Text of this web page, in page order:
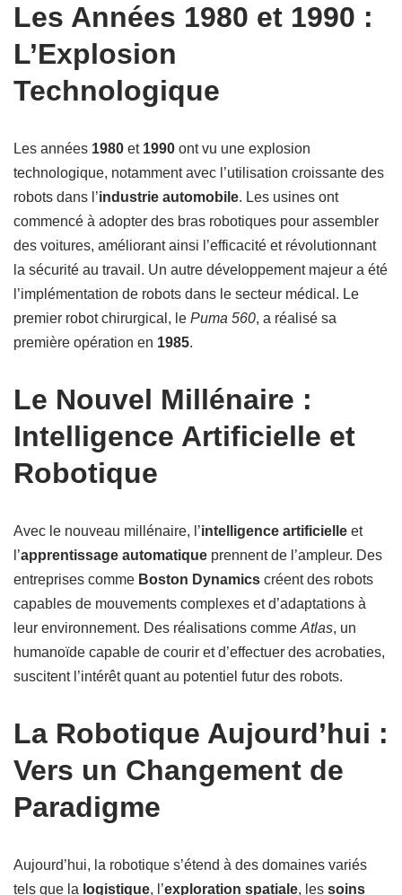
Les Années 1980 et 1990 :
L’Explosion
Technologique
Les années 1980 et 1990 ont vu une explosion
technologique, notamment avec l’utilisation croissante des
robots dans l’industrie automobile. Les usines ont
commencé à adopter des bras robotiques pour assembler
des voitures, améliorant ainsi l’efficacité et révolutionnant
la sécurité au travail. Un autre développement majeur a été
l’implémentation de robots dans le secteur médical. Le
premier robot chirurgical, le Puma 560, a réalisé sa
première opération en 1985.
Le Nouvel Millénaire :
Intelligence Artificielle et
Robotique
Avec le nouveau millénaire, l’intelligence artificielle et
l’apprentissage automatique prennent de l’ampleur. Des
entreprises comme Boston Dynamics créent des robots
capables de mouvements complexes et d’adaptations à
leur environnement. Des réalisations comme Atlas, un
humanoïde capable de courir et d’effectuer des acrobaties,
suscitent l’intérêt quant au potentiel futur des robots.
La Robotique Aujourd’hui :
Vers un Changement de
Paradigme
Aujourd’hui, la robotique s’étend à des domaines variés
tels que la logistique, l’exploration spatiale, les soins